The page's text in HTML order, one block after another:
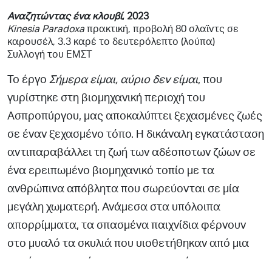
Αναζητώντας ένα κλουβί, 2023
Kinesia Paradoxaπρακτική, προβολή 80 σλαϊντς σε
καρουσέλ, 3.3 καρέ το δευτερόλεπτο (λούπα)
Συλλογή του ΕΜΣΤ
To έργο Σήµερα είµαι, αύριο δεν είµαι, που
γυρίστηκε στη βιοµηχανική περιοχή του
Ασπροπύργου, µας αποκαλύπτει ξεχασµένες ζωές
σε έναν ξεχασµένο τόπο. Η δικάναλη εγκατάσταση
αντιπαραβάλλει τη ζωή των αδέσποτων ζώων σε
ένα ερειπωµένο βιοµηχανικό τοπίο µε τα
ανθρώπινα απόβλητα που σωρεύονται σε µία
µεγάλη χωµατερή. Ανάµεσα στα υπόλοιπα
απορρίµµατα, τα σπασµένα παιχνίδια φέρνουν
στο µυαλό τα σκυλιά που υιοθετήθηκαν από µια